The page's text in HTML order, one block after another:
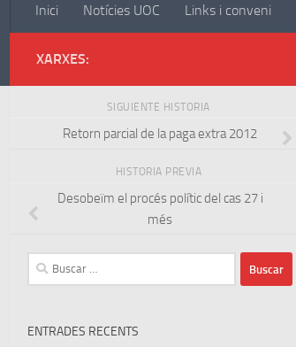
Inici Notícies UOC Links i conveni
XARXES:
SIGUIENTE HISTORIA
Retorn parcial de la paga extra 2012
HISTORIA PREVIA
Desobeïm el procés polític del cas 27 i
més
Buscar:
ENTRADES RECENTS